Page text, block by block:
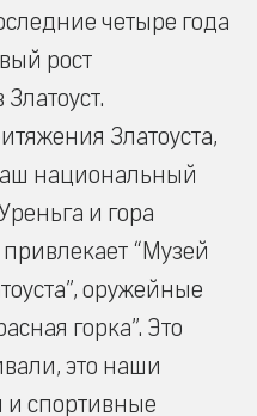
четыре года
рост
Златоуста,
национальный
и гора
привлекает “Музей
оружейные
горка”. Это
это наши
и спортивные